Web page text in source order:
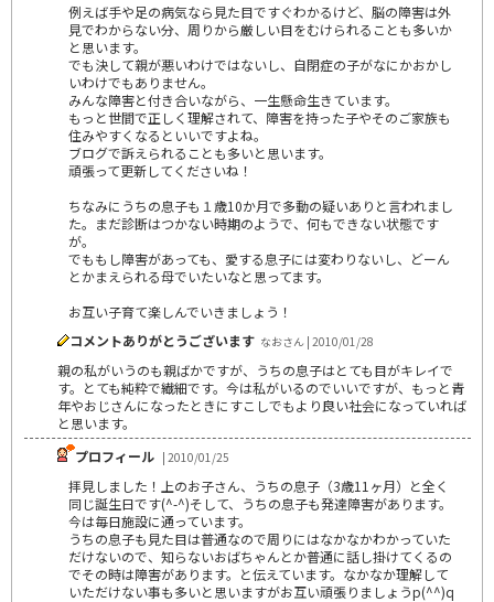
例えば手や足の病気なら見た目ですぐわかるけど、脳の障害は外
見でわからない分、周りから厳しい目をむけられることも多いか
と思います。
でも決して親が悪いわけではないし、自閉症の子がなにかおかし
いわけでもありません。
みんな障害と付き合いながら、一生懸命生きています。
もっと世間で正しく理解されて、障害を持った子やそのご家族も
住みやすくなるといいですよね。
ブログで訴えられることも多いと思います。
頑張って更新してくださいね！
ちなみにうちの息子も１歳10か月で多動の疑いありと言われまし
た。まだ診断はつかない時期のようで、何もできない状態です
が。
でももし障害があっても、愛する息子には変わりないし、どーん
とかまえられる母でいたいなと思ってます。
お互い子育て楽しんでいきましょう！
コメントありがとうございます なおさん | 2010/01/28
親の私がいうのも親ばかですが、うちの息子はとても目がキレイで
す。とても純粋で繊細です。今は私がいるのでいいですが、もっと青
年やおじさんになったときにすこしでもより良い社会になっていれば
と思います。
プロフィール | 2010/01/25
拝見しました！上のお子さん、うちの息子（3歳11ヶ月）と全く
同じ誕生日です(^-^)そして、うちの息子も発達障害があります。
今は毎日施設に通っています。
うちの息子も見た目は普通なので周りにはなかなかわかっていた
だけないので、知らないおばちゃんとか普通に話し掛けてくるの
でその時は障害があります。と伝えています。なかなか理解して
いただけない事も多いと思いますがお互い頑張りましょうp(^^)q